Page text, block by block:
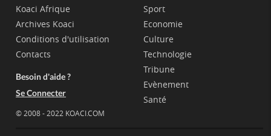
Koaci Afrique
Archives Koaci
Conditions d'utilisation
Contacts
Besoin d'aide ?
Se Connecter
© 2008 - 2022 KOACI.COM
Sport
Economie
Culture
Technologie
Tribune
Evènement
Santé